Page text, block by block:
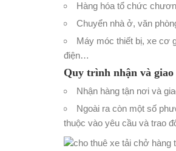
Hàng hóa tổ chức
Chuyển nhà ở, văn
Máy móc thiết bị, xe cơ
điện…
Quy trình nhận và giao
Nhận hàng tận nơi và
Ngoài ra còn một số
thuộc vào yêu cầu và trao